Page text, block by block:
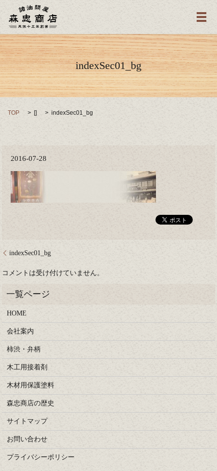
メ
indexSec01_bg
TOP [] indexSec01_bg
2016-07-28
indexSec01_bg
コメントは受け付けていません。
HOME
会社案内
柿渋・弁柄
木工用接着剤
木材用保護塗料
森忠商店の歴史
サイトマップ
お問い合わせ
プライバシーポリシー